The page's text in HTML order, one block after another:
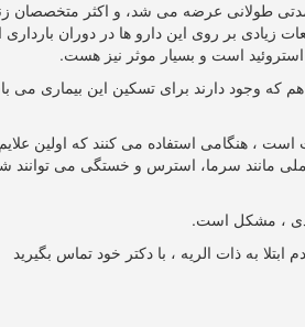
طولانی عرضه می شد، و اکثر متخصصان
بر روی این دارو ها در دوران بارداری
است و بسیار موثر نیز هست.
که وجود دارند برای تسکین این بیماری می
است ، هنگامی استفاده می کنند که اولین
مانند سرما، استرس و خستگی می توانند
، مشکل است.
به ذات الریه ، با دکتر خود تماس بگیرید